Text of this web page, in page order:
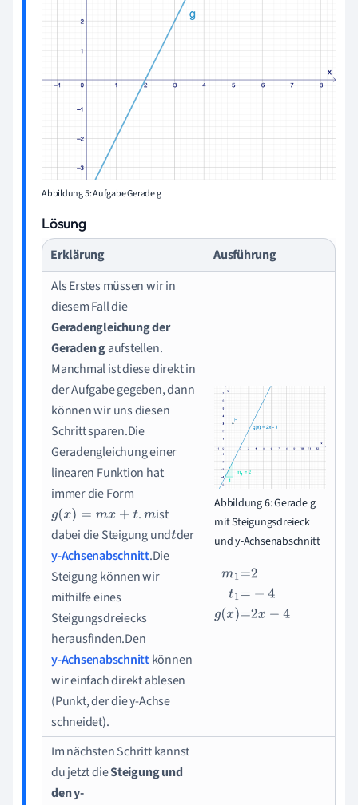
Abbildung 5: Aufgabe Gerade g
Lösung
Erklärung
Ausführung
Als Erstes müssen wir in
diesem Fall die
Geradengleichung der
Geraden gaufstellen.
Manchmal ist diese direkt in
der Aufgabe gegeben, dann
können wir uns diesen
Schritt sparen.Die
Geradengleichung einer
linearen Funktion hat
immer die Form
g(x)= mx +t .mist
dabei die Steigung undtder
y-Achsenabschnitt.Die
Steigung können wir
mithilfe eines
Steigungsdreiecks
herausfinden.Den
y-Achsenabschnittkönnen
wir einfach direkt ablesen
(Punkt, der die y-Achse
schneidet).
Abbildung 6: Gerade g
mit Steigungsdreieck
und y-Achsenabschnitt
1=2t1 =-4g
Im nächsten Schritt kannst
du jetzt dieSteigung und
den y-